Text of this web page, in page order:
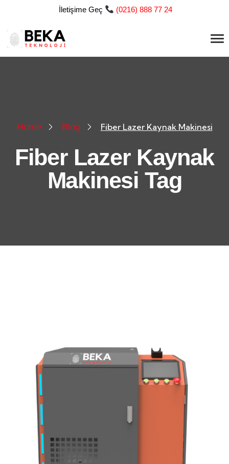
İletişime Geç (0216) 888 77 24
Home Blog Fiber Lazer Kaynak Makinesi
Fiber Lazer Kaynak
Makinesi Tag